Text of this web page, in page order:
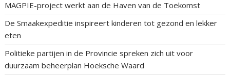
MAGPIE-project werkt aan de Haven van de Toekomst
De Smaakexpeditie inspireert kinderen tot gezond en lekker
eten
Politieke partijen in de Provincie spreken zich uit voor
duurzaam beheerplan Hoeksche Waard